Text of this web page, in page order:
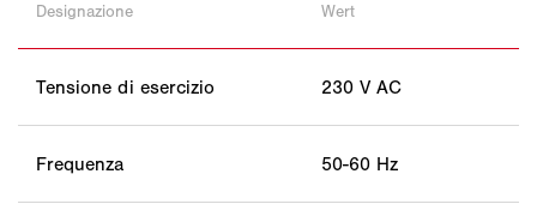
Designazione Wert
Tensione di esercizio 230 V AC
Frequenza 50-60 Hz